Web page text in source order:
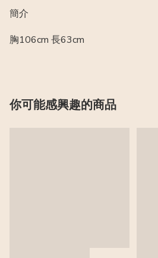
簡介
胸106cm 長63cm
你可能感興趣的商品